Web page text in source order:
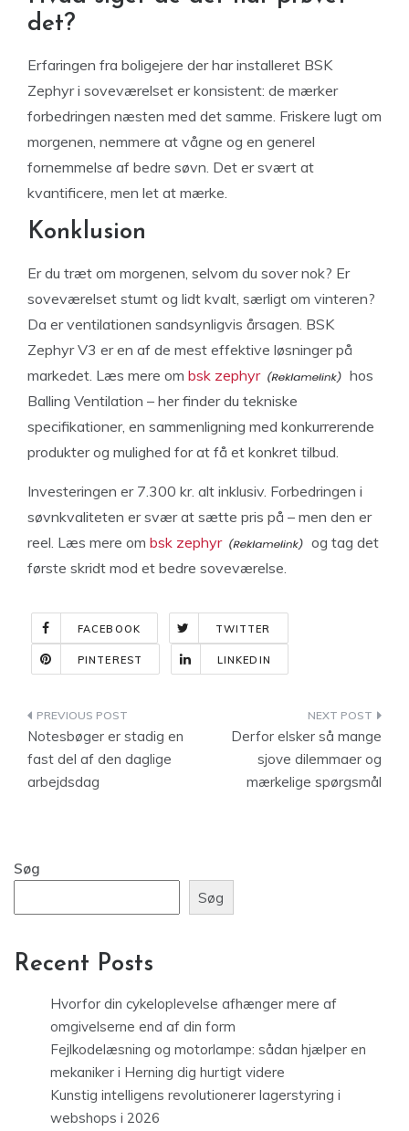
det?
Erfaringen fra boligejere der har installeret BSK
Zephyr i soveværelset er konsistent: de mærker
forbedringen næsten med det samme. Friskere lugt om
morgenen, nemmere at vågne og en generel
fornemmelse af bedre søvn. Det er svært at
kvantificere, men let at mærke.
Konklusion
Er du træt om morgenen, selvom du sover nok? Er
soveværelset stumt og lidt kvalt, særligt om vinteren?
Da er ventilationen sandsynligvis årsagen. BSK
Zephyr V3 er en af de mest effektive løsninger på
markedet. Læs mere om bsk zephyr
hos
Balling Ventilation – her finder du tekniske
specifikationer, en sammenligning med konkurrerende
produkter og mulighed for at få et konkret tilbud.
Investeringen er 7.300 kr. alt inklusiv. Forbedringen i
søvnkvaliteten er svær at sætte pris på – men den er
reel. Læs mere om bsk zephyr
og tag det
første skridt mod et bedre soveværelse.
FACEBOOK TWITTER
PINTEREST LINKEDIN
Indlægsnavigation
Notesbøger er stadig en
fast del af den daglige
arbejdsdag
Derfor elsker så mange
sjove dilemmaer og
mærkelige spørgsmål
Søg
Søg
Recent Posts
Hvorfor din cykeloplevelse afhænger mere af
omgivelserne end af din form
Fejlkodelæsning og motorlampe: sådan hjælper en
mekaniker i Herning dig hurtigt videre
Kunstig intelligens revolutionerer lagerstyring i
webshops i 2026